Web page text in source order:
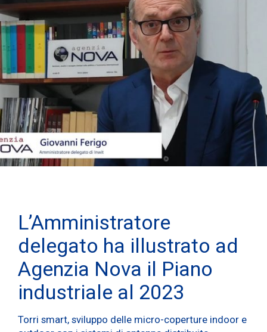
L’Amministratore
delegato ha illustrato ad
Agenzia Nova il Piano
industriale al 2023
Torri smart, sviluppo delle micro-coperture indoor e